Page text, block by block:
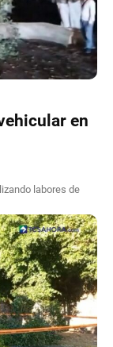
en
labores de